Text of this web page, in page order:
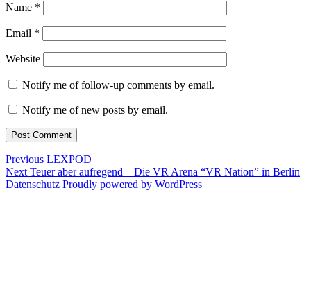
Name *
Email *
Website
Notify me of follow-up comments by email.
Notify me of new posts by email.
Post
navigation
Previous Previous
post:
LEXPOD
Next Next
post:
Teuer aber aufregend – Die VR Arena “VR Nation” in Berlin
Datenschutz Proudly powered by WordPress